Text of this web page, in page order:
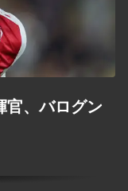
、バログン